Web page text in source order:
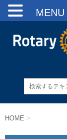
HOME >
MENU